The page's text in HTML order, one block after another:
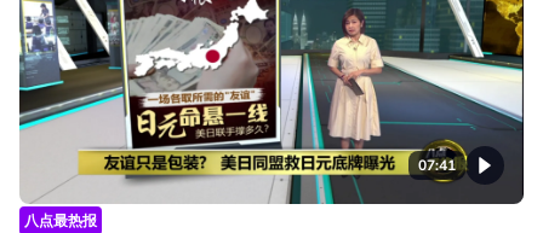
07:41
八点最热报